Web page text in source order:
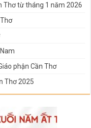
Thơ từ tháng 1 năm 2026
phận Cần Thơ
Thơ 2025